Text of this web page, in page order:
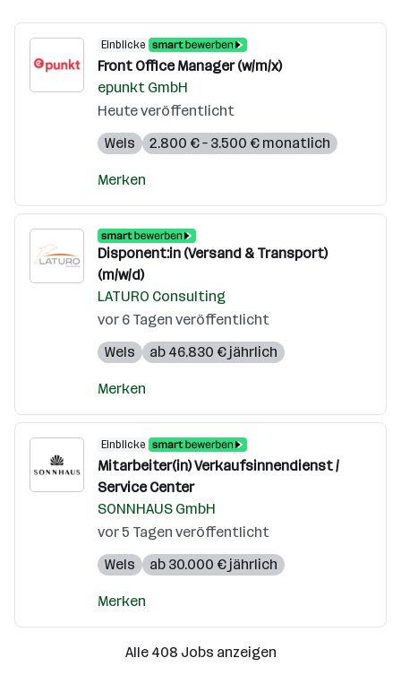
Einblicke
Front Office Manager (w/m/x)
epunkt GmbH
Heute veröffentlicht
Wels
2.800 € – 3.500 € monatlich
Merken
Disponent:in (Versand & Transport)
(m/w/d)
LATURO Consulting
vor 6 Tagen veröffentlicht
Wels
ab 46.830 € jährlich
Merken
Einblicke
Mitarbeiter(in) Verkaufsinnendienst /
Service Center
SONNHAUS GmbH
vor 5 Tagen veröffentlicht
Wels
ab 30.000 € jährlich
Merken
Alle 408 Jobs anzeigen